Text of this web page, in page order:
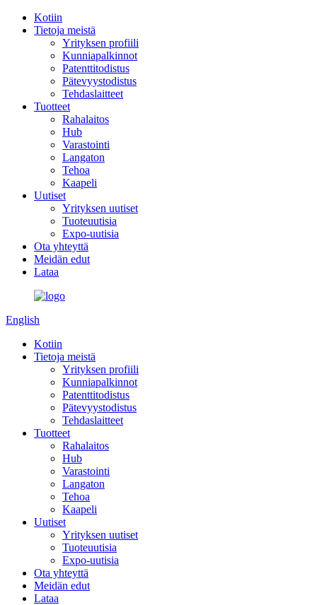
Kotiin
Tietoja meistä
Yrityksen profiili
Kunniapalkinnot
Patenttitodistus
Pätevyystodistus
Tehdaslaitteet
Tuotteet
Rahalaitos
Hub
Varastointi
Langaton
Tehoa
Kaapeli
Uutiset
Yrityksen uutiset
Tuoteuutisia
Expo-uutisia
Ota yhteyttä
Meidän edut
Lataa
English
Kotiin
Tietoja meistä
Yrityksen profiili
Kunniapalkinnot
Patenttitodistus
Pätevyystodistus
Tehdaslaitteet
Tuotteet
Rahalaitos
Hub
Varastointi
Langaton
Tehoa
Kaapeli
Uutiset
Yrityksen uutiset
Tuoteuutisia
Expo-uutisia
Ota yhteyttä
Meidän edut
Lataa